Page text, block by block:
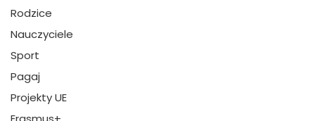
Rodzice
Nauczyciele
Sport
Pagaj
Projekty UE